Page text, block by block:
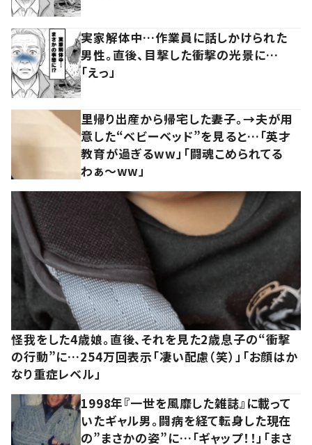
実家解体中…作業員に話しかけられた
男性。直後、目撃した衝撃の光景に…
「えっ」
里帰り出産から帰宅した妻子。→夫が用
意した“ベビーベッド”を見ると…「英才
教育が過ぎるww」「闘魂こめられてる
わぁ～ww」
怪我をした4歳娘。直後、それを見た2歳息子の“衝撃
の行動”に…254万回表示「凄い配慮（笑）」「お顔はか
なり重症レベル」
1998年『一世を風靡した雑誌』に載って
いたギャル男。闘病を経て転身した現在
の”まさかの姿”に…「ギャップ！！」「まさ